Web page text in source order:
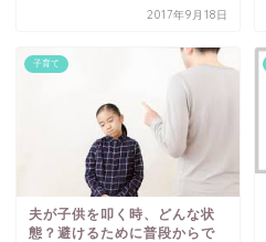
2017年9月18日
子育て
夫が子供を叩く時、どんな状
態？避けるために普段からで